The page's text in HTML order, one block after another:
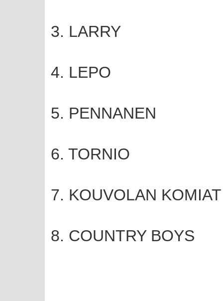
3. LARRY
4. LEPO
5. PENNANEN
6. TORNIO
7. KOUVOLAN KOMIAT
8. COUNTRY BOYS